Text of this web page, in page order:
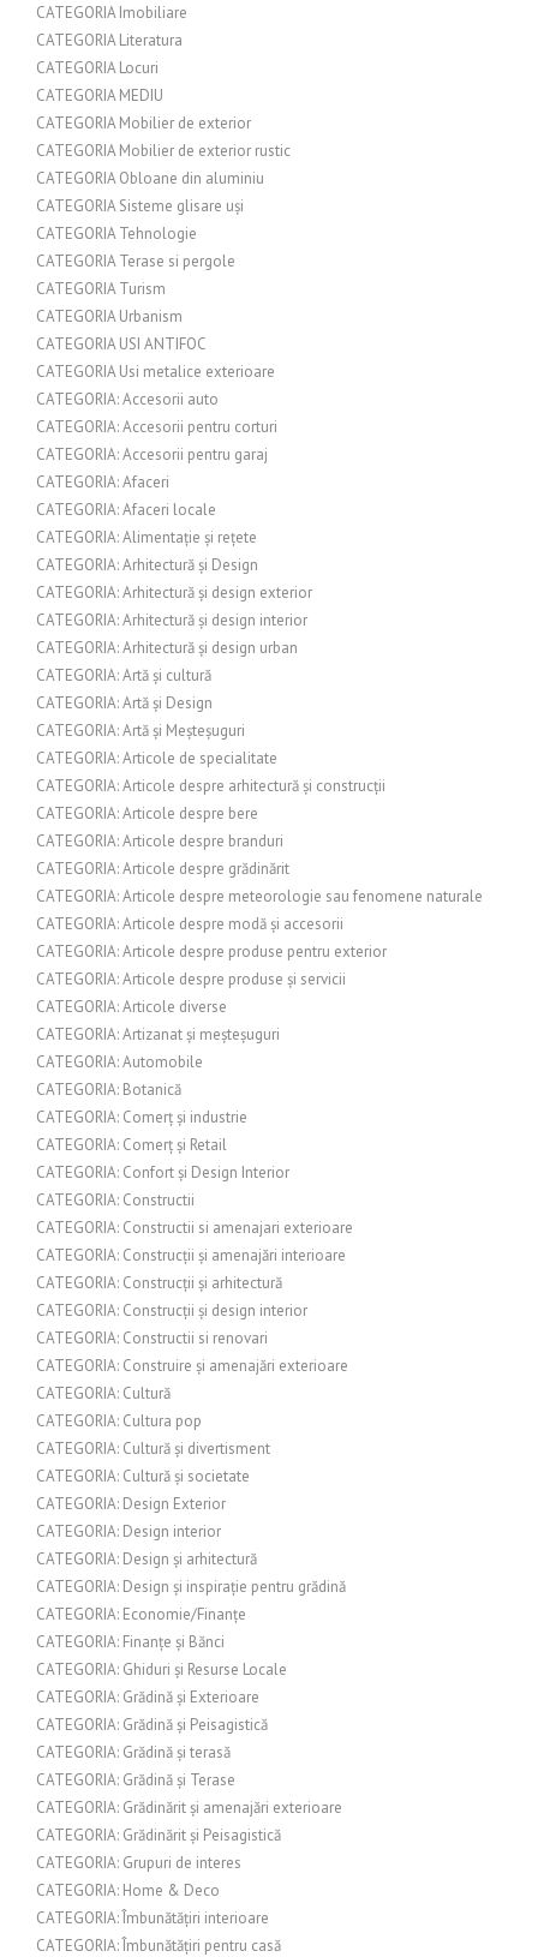
CATEGORIA Imobiliare
CATEGORIA Literatura
CATEGORIA Locuri
CATEGORIA MEDIU
CATEGORIA Mobilier de exterior
CATEGORIA Mobilier de exterior rustic
CATEGORIA Obloane din aluminiu
CATEGORIA Sisteme glisare uși
CATEGORIA Tehnologie
CATEGORIA Terase si pergole
CATEGORIA Turism
CATEGORIA Urbanism
CATEGORIA USI ANTIFOC
CATEGORIA Usi metalice exterioare
CATEGORIA: Accesorii auto
CATEGORIA: Accesorii pentru corturi
CATEGORIA: Accesorii pentru garaj
CATEGORIA: Afaceri
CATEGORIA: Afaceri locale
CATEGORIA: Alimentație și rețete
CATEGORIA: Arhitectură și Design
CATEGORIA: Arhitectură și design exterior
CATEGORIA: Arhitectură și design interior
CATEGORIA: Arhitectură și design urban
CATEGORIA: Artă și cultură
CATEGORIA: Artă și Design
CATEGORIA: Artă și Meșteșuguri
CATEGORIA: Articole de specialitate
CATEGORIA: Articole despre arhitectură și construcții
CATEGORIA: Articole despre bere
CATEGORIA: Articole despre branduri
CATEGORIA: Articole despre grădinărit
CATEGORIA: Articole despre meteorologie sau fenomene naturale
CATEGORIA: Articole despre modă și accesorii
CATEGORIA: Articole despre produse pentru exterior
CATEGORIA: Articole despre produse și servicii
CATEGORIA: Articole diverse
CATEGORIA: Artizanat și meșteșuguri
CATEGORIA: Automobile
CATEGORIA: Botanică
CATEGORIA: Comerț și industrie
CATEGORIA: Comerț și Retail
CATEGORIA: Confort și Design Interior
CATEGORIA: Constructii
CATEGORIA: Constructii si amenajari exterioare
CATEGORIA: Construcții și amenajări interioare
CATEGORIA: Construcții și arhitectură
CATEGORIA: Construcții și design interior
CATEGORIA: Constructii si renovari
CATEGORIA: Construire și amenajări exterioare
CATEGORIA: Cultură
CATEGORIA: Cultura pop
CATEGORIA: Cultură și divertisment
CATEGORIA: Cultură și societate
CATEGORIA: Design Exterior
CATEGORIA: Design interior
CATEGORIA: Design și arhitectură
CATEGORIA: Design și inspirație pentru grădină
CATEGORIA: Economie/Finanțe
CATEGORIA: Finanțe și Bănci
CATEGORIA: Ghiduri și Resurse Locale
CATEGORIA: Grădină și Exterioare
CATEGORIA: Grădină și Peisagistică
CATEGORIA: Grădină și terasă
CATEGORIA: Grădină și Terase
CATEGORIA: Grădinărit și amenajări exterioare
CATEGORIA: Grădinărit și Peisagistică
CATEGORIA: Grupuri de interes
CATEGORIA: Home & Deco
CATEGORIA: Îmbunătățiri interioare
CATEGORIA: Îmbunătățiri pentru casă